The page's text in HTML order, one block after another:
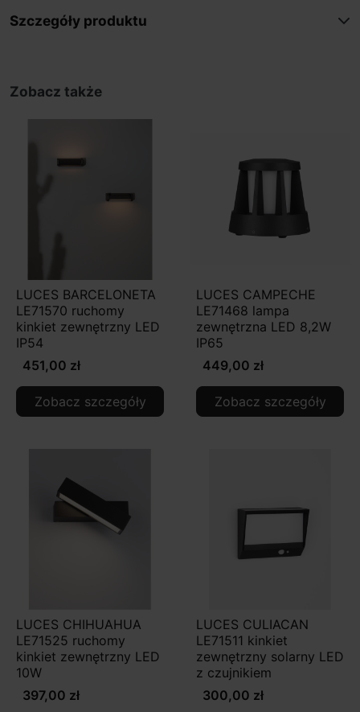
Szczegóły produktu
Zobacz także
LUCES BARCELONETA
LE71570 ruchomy
kinkiet zewnętrzny LED
IP54
451,00 zł
Zobacz szczegóły
LUCES CAMPECHE
LE71468 lampa
zewnętrzna LED 8,2W
IP65
449,00 zł
Zobacz szczegóły
LUCES CHIHUAHUA
LE71525 ruchomy
kinkiet zewnętrzny LED
10W
397,00 zł
LUCES CULIACAN
LE71511 kinkiet
zewnętrzny solarny LED
z czujnikiem
300,00 zł